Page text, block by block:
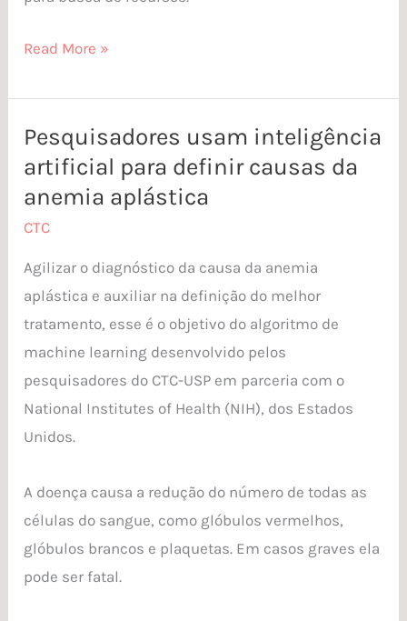
Read More »
Pesquisadores usam inteligência
artificial para definir causas da
anemia aplástica
CTC
Agilizar o diagnóstico da causa da anemia
aplástica e auxiliar na definição do melhor
tratamento, esse é o objetivo do algoritmo de
machine learning desenvolvido pelos
pesquisadores do CTC-USP em parceria com o
National Institutes of Health (NIH)​, dos Estados
Unidos.
A doença causa a redução do número de todas as
células do sangue, como glóbulos vermelhos,
glóbulos brancos e plaquetas. Em casos graves ela
pode ser fatal.
Pesquisadores
usam
inteligência
artificial
definir
causas
da
anemia
aplástica